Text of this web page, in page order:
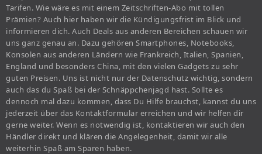
Tarifen. Wie wäre es mit einem Zeitschriften-Abo mit tollen
Prämien? Auch hier haben wir die Kündigungsfrist im Blick und
informieren dich. Auch Deals aus anderen Bereichen schauen wir
uns ganz genau an. Dazu gehören Smartphones, Notebooks,
Konsolen aus anderen Ländern wie Frankreich, Italien, Spanien,
England und besonders China, mit den vielen Gadgets zu sehr
guten Preisen. Uns ist nicht nur der Datenschutz wichtig, sondern
auch das du Spaß bei der Schnäppchenjagd hast. Sollte es
dennoch mal dazu kommen, dass Du Hilfe brauchst, kannst du uns
jederzeit über das Kontaktformular erreichen und wir helfen dir
gerne weiter. Wenn es notwendig ist, kontaktieren wir auch den
Händler direkt und klären die Angelegenheit, damit wir alle
weiterhin Spaß am Sparen haben.